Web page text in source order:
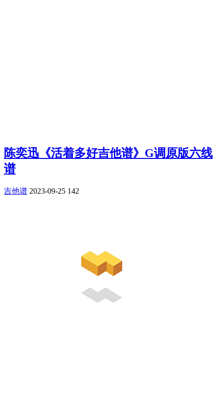
陈奕迅《活着多好吉他谱》G调原版六线
谱
吉他谱 2023-09-25 142